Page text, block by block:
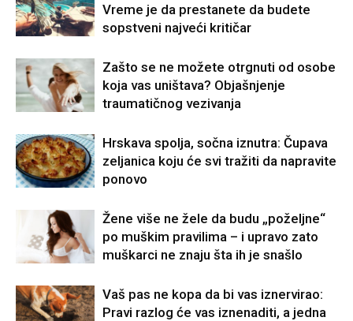
Vreme je da prestanete da budete
sopstveni najveći kritičar
Zašto se ne možete otrgnuti od osobe
koja vas uništava? Objašnjenje
traumatičnog vezivanja
Hrskava spolja, sočna iznutra: Čupava
zeljanica koju će svi tražiti da napravite
ponovo
Žene više ne žele da budu „poželjne“
po muškim pravilima – i upravo zato
muškarci ne znaju šta ih je snašlo
Vaš pas ne kopa da bi vas iznervirao:
Pravi razlog će vas iznenaditi, a jedna